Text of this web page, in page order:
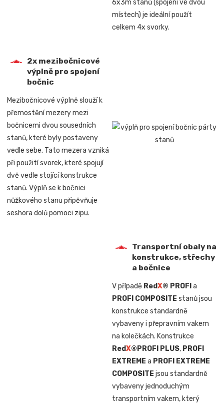
6x3m stanů (spojení ve dvou
místech) je ideální použít
celkem 4x svorky.
2x mezibočnicové
výplně pro spojení
bočnic
Mezibočnicové výplně slouží k
přemostění mezery mezi
bočnicemi dvou sousedních
stanů, které byly postaveny
vedle sebe. Tato mezera vzniká
při použití svorek, které spojují
dvě vedle stojící konstrukce
stanů. Výplň se k bočnici
nůžkového stanu připěvňuje
seshora dolů pomoci zipu.
Transportní obaly na
konstrukce, střechy
a bočnice
V případě RedX® PROFI a
PROFI COMPOSITE stanů jsou
konstrukce standardně
vybaveny i přepravním vakem
na kolečkách. Konstrukce
RedX® PROFI PLUS, PROFI
EXTREME a PROFI EXTREME
COMPOSITE jsou standardně
vybaveny jednoduchým
transportním vakem, který